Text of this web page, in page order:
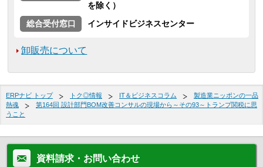
を除く）
総合受付窓口
インサイドビジネスセンター
卸販売について
ERPナビ トップ トク◎情報 IT＆ビジネスコラム
製造業ニッポンの一品
熱魂
第164回 設計部門BOM改善コンサルの現場から～その93～トランプ関税に思
うこと
資料請求・お問い合わせ